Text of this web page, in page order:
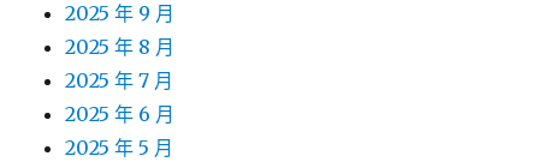
2025 年 9 月
2025 年 8 月
2025 年 7 月
2025 年 6 月
2025 年 5 月